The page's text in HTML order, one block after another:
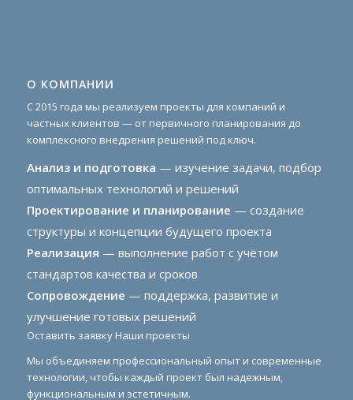
О КОМПАНИИ
С 2015 года мы реализуем проекты для компаний и
частных клиентов — от первичного планирования до
комплексного внедрения решений под ключ.
Анализ и подготовка — изучение задачи, подбор
оптимальных технологий и решений
Проектирование и планирование — создание
структуры и концепции будущего проекта
Реализация — выполнение работ с учётом
стандартов качества и сроков
Сопровождение — поддержка, развитие и
улучшение готовых решений
Оставить заявку Наши проекты
Мы объединяем профессиональный опыт и современные
технологии, чтобы каждый проект был надежным,
функциональным и эстетичным.